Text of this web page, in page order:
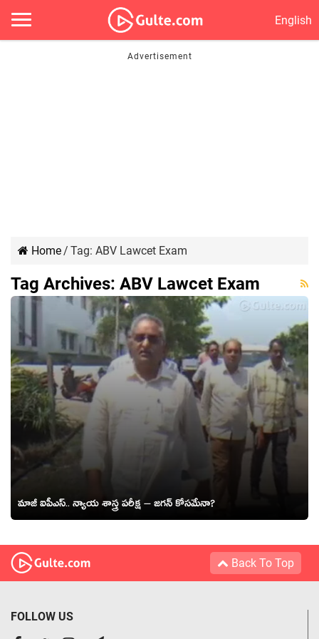
English
Home/ Tag: ABV Lawcet Exam
Tag Archives: ABV Lawcet Exam
మాజీ ఐపీఎస్‌.. న్యాయ శాస్త్ర ప‌రీక్ష‌ – జగన్ కోసమేనా?
Back To Top
FOLLOW US